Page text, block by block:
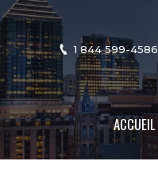
1 844 599-4586
ACCUEIL